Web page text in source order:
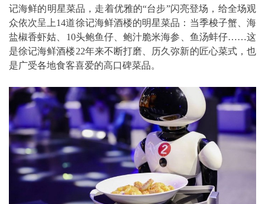
记海鲜的明星菜品，走着优雅的“台步”闪亮登场，给全场观
众依次呈上14道徐记海鲜酒楼的明星菜品：当季梭子蟹、海
盐椒香虾姑、10头鲍鱼仔、鲍汁脆米海参、鱼汤蚌仔……这
是徐记海鲜酒楼22年来不断打磨、历久弥新的匠心菜式，也
是广受各地食客喜爱的高口碑菜品。